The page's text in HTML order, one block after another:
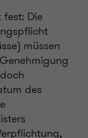
Die
müssen
des